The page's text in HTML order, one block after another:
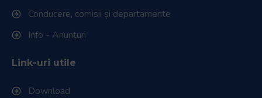
Conducere, comisii și departamente
Info - Anunțuri
Link-uri utile
Download